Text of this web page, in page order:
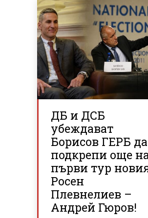
ДБ и ДСБ
убеждават
Борисов ГЕРБ да
подкрепи още
първи тур
Росен
Плевнелиев –
Андрей Гюров!